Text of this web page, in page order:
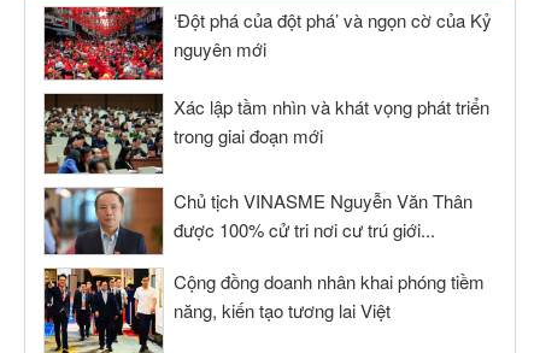
‘Đột phá của đột phá’ và ngọn cờ của Kỷ
nguyên mới
Xác lập tầm nhìn và khát vọng phát triển
trong giai đoạn mới
Chủ tịch VINASME Nguyễn Văn Thân
được 100% cử tri nơi cư trú giới...
Cộng đồng doanh nhân khai phóng tiềm
năng, kiến tạo tương lai Việt